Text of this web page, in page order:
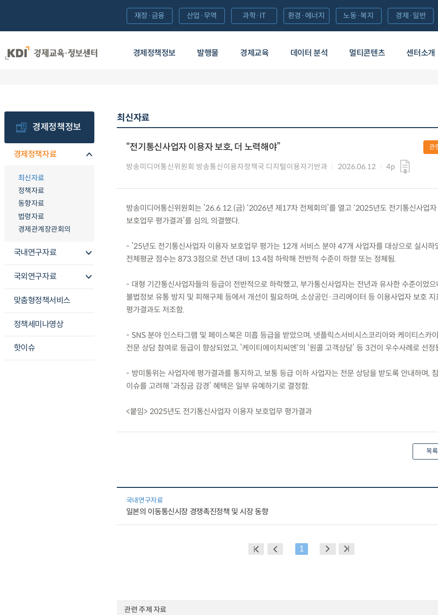
경제정책정보 발행물 경제교육 데이터 분석 멀티콘텐츠 센터소개
재정·금융 산업·무역 과학·IT 환경·에너지 노동·복지 경제·일반
경제정책정보
경제정책자료
최신자료
정책자료
동향자료
법령자료
경제관계장관회의
국내연구자료
국외연구자료
맞춤형정책서비스
정책세미나영상
핫이슈
최신자료
“전기통신사업자 이용자 보호, 더 노력해야”
방송미디어통신위원회 방송통신이용자정책국 디지털이용자기반과 2026.06.12 4p
관
방송미디어통신위원회는 ’26.6.12.(금) ‘2026년 제17차 전체회의’를 열고 ‘2025년도 전기통신사업
보호업무 평가결과’를 심의, 의결했다.
- ’25년도 전기통신사업자 이용자 보호업무 평가는 12개 서비스 분야 47개 사업자를 대상으로 실시하
전체평균 점수는 873.3점으로 전년 대비 13.4점 하락해 전반적 수준이 하향 또는 정체됨.
- 대형 기간통신사업자들의 등급이 전반적으로 하락했고, 부가통신사업자는 전년과 유사한 수준이었
불법정보 유통 방지 및 피해구제 등에서 개선이 필요하며, 소상공인·크리에이터 등 이용사업자 보호 지
평가결과도 저조함.
- SNS 분야 인스타그램 및 페이스북은 미흡 등급을 받았으며, 넷플릭스서비시스코리아와 케이티스카
전문 상담 참여로 등급이 향상되었고, ’케이티에이치씨엔‘의 ‘원콜 고객상담’ 등 3건이 우수사례로 선정
- 방미통위는 사업자에 평가결과를 통지하고, 보통 등급 이하 사업자는 전문 상담을 받도록 안내하며,
이슈를 고려해 ‘과징금 감경’ 혜택은 일부 유예하기로 결정함.
<붙임> 2025년도 전기통신사업자 이용자 보호업무 평가결과
목
국내연구자료
일본의 이동통신시장 경쟁촉진정책 및 시장 동향
1
관련 주제 자료